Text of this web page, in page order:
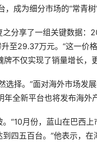
成为细分市场的“常青树
分享了一组关键数据：
至29.37万元。“这一价
不仅实现了销量增长，
择。”面对海外市场发
全新平台也将发布海外
“10月份，蓝山在巴西
四五百台。”他表示，